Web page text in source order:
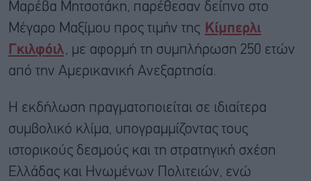
Μαρέβα Μητσοτάκη, παρέθεσαν δείπνο στο
Μέγαρο Μαξίμου προς τιμήν της Κίμπερλι
Γκιλφόιλ, με αφορμή τη συμπλήρωση 250 ετών
από την Αμερικανική Ανεξαρτησία.
Η εκδήλωση πραγματοποιείται σε ιδιαίτερα
συμβολικό κλίμα, υπογραμμίζοντας τους
ιστορικούς δεσμούς και τη στρατηγική σχέση
Ελλάδας και Ηνωμένων Πολιτειών, ενώ